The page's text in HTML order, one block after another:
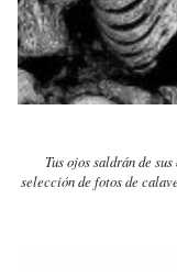
Tus ojos saldrán de
selección de fotos de